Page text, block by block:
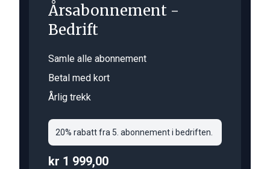
Årsabonnement -
Bedrift
Samle alle abonnement
Betal med kort
Årlig trekk
20% rabatt fra 5. abonnement i bedriften.
kr 1 999,00